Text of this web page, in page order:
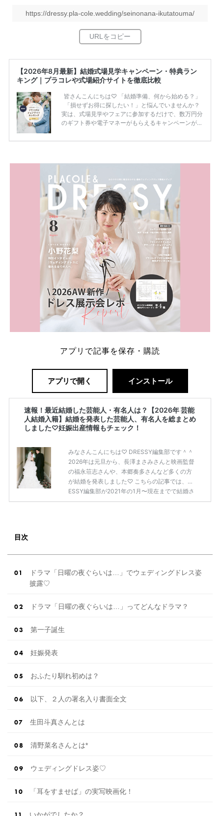
https://dressy.pla-cole.wedding/seinonana-ikutatouma/
【2026年8月最新】結婚式場見学キャンペーン・特典ラン
キング｜プラコレや式場紹介サイトを徹底比較
皆さんこんにちは♡ 「結婚準備、何から始める？」
「損せずお得に探したい！」と悩んでいませんか？
実は、式場見学やフェアに参加するだけで、数万円分
のギフト券や電子マネーがもらえるキャンペーンがあ
ため、比較せずに選ぶと損をしてしまうことも……。
内容：特典金額・条件・応募方法・注意点 「どこが
一番お得？」「プラコレの特典は？」といった疑問も
解決します。 まずは診断で候補を絞れる「ウェディ
ング診断」か、体験型 […]
続きを読む
アプリで記事を保存・購読
アプリで開く インストール
速報！最近結婚した芸能人・有名人は？【2026年 芸能
人結婚入籍】結婚を発表した芸能人、有名人を総まとめ
しました♡妊娠出産情報もチェック！
みなさんこんにちは♡ DRESSY編集部です＾＾
2026年は元旦から、長澤まさみさんと映画監督
の福永荘志さんや、本郷奏多さんなど多くの方
が結婚を発表しました♡ こちらの記事では、DR
ESSY編集部が2021年の1月〜現在までで結婚さ
れた芸能人の方をまとめてみました！ さまざま
浜⚐ 【7/27(土)7/28(日) […]
続きを読む
目次
ドラマ「日曜の夜ぐらいは…」でウェディングドレス姿
披露♡
ドラマ「日曜の夜ぐらいは…」ってどんなドラマ？
第一子誕生
妊娠発表
おふたり馴れ初めは？
以下、２人の署名入り書面全文
生田斗真さんとは
清野菜名さんとは*
ウェディングドレス姿♡
「耳をすませば」の実写映画化！